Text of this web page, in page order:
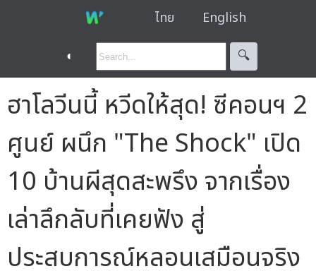
ไทย English
◐ 🔍︎
ฮาโลวีนนี้ หวีดให้สุด! ซีคอนฯ 2
ศูนย์ ผนึก "The Shock" เปิด
10 บ้านผีสุดสะพรึง จากเรื่อง
เล่าลึกลับที่เคยฟัง สู่
ประสบการณ์หลอนเสมือนจริง